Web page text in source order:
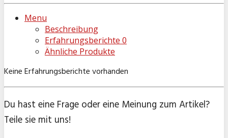
Menu
Beschreibung
Erfahrungsberichte 0
Ähnliche Produkte
Keine Erfahrungsberichte vorhanden
Du hast eine Frage oder eine Meinung zum Artikel?
Teile sie mit uns!